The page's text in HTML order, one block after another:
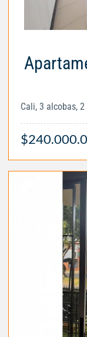
Cali, 3 alcobas,